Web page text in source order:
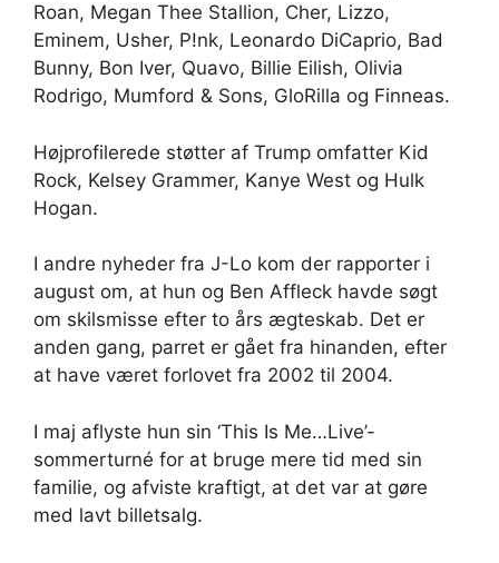
Roan, Megan Thee Stallion, Cher, Lizzo,
Eminem, Usher, P!nk, Leonardo DiCaprio, Bad
Bunny, Bon Iver, Quavo, Billie Eilish, Olivia
Rodrigo, Mumford & Sons, GloRilla og Finneas.
Højprofilerede støtter af Trump omfatter Kid
Rock, Kelsey Grammer, Kanye West og Hulk
Hogan.
I andre nyheder fra J-Lo kom der rapporter i
august om, at hun og Ben Affleck havde søgt
om skilsmisse efter to års ægteskab. Det er
anden gang, parret er gået fra hinanden, efter
at have været forlovet fra 2002 til 2004.
I maj aflyste hun sin ‘This Is Me…Live’-
sommerturné for at bruge mere tid med sin
familie, og afviste kraftigt, at det var at gøre
med lavt billetsalg.